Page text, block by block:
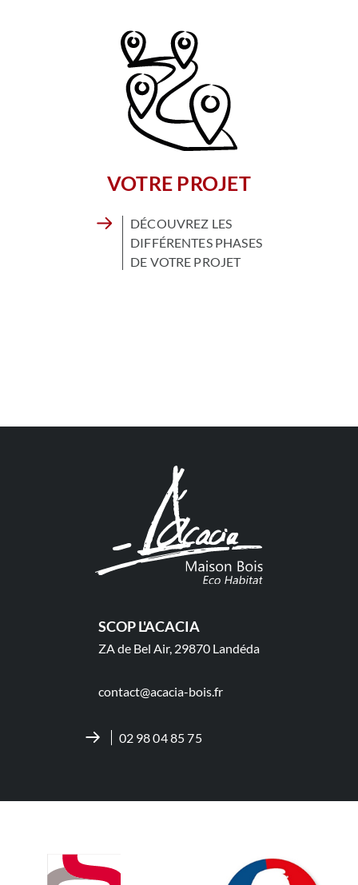
VOTRE PROJET
DÉCOUVREZ LES
DIFFÉRENTES PHASES
DE VOTRE PROJET
SCOP L'ACACIA
ZA de Bel Air, 29870 Landéda
contact@acacia-bois.fr
02 98 04 85 75